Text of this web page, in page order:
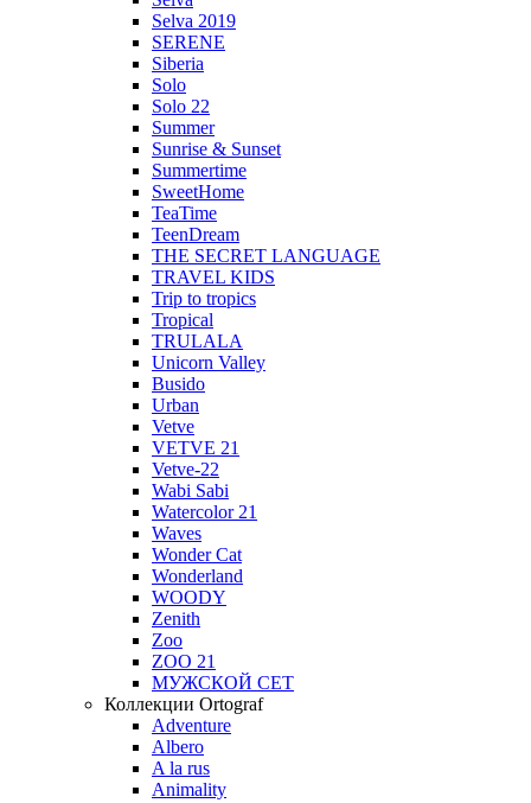
Selva 2019
SERENE
Siberia
Solo
Solo 22
Summer
Sunrise & Sunset
Summertime
SweetHome
TeaTime
TeenDream
THE SECRET LANGUAGE
TRAVEL KIDS
Trip to tropics
Tropical
TRULALA
Unicorn Valley
Busido
Urban
Vetve
VETVE 21
Vetve-22
Wabi Sabi
Watercolor 21
Waves
Wonder Cat
Wonderland
WOODY
Zenith
Zoo
ZOO 21
МУЖСКОЙ СЕТ
Коллекции Ortograf
Adventure
Albero
A la rus
Animality